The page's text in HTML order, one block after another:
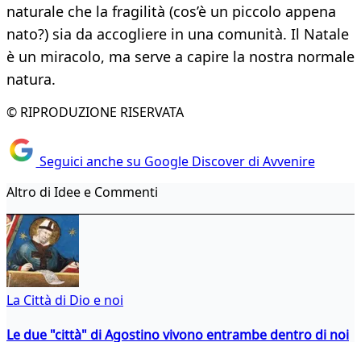
naturale che la fragilità (cos’è un piccolo appena
nato?) sia da accogliere in una comunità. Il Natale
è un miracolo, ma serve a capire la nostra normale
natura.
© RIPRODUZIONE RISERVATA
Seguici anche su Google Discover di Avvenire
Altro di Idee e Commenti
La Città di Dio e noi
Le due "città" di Agostino vivono entrambe dentro di noi